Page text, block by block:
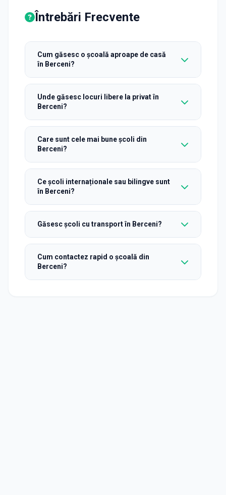
Întrebări Frecvente
Cum găsesc o școală aproape de casă
în Berceni?
Unde găsesc locuri libere la privat în
Berceni?
Care sunt cele mai bune școli din
Berceni?
Ce școli internaționale sau bilingve sunt
în Berceni?
Găsesc școli cu transport în Berceni?
Cum contactez rapid o școală din
Berceni?